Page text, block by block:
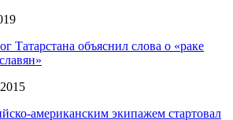
Татарстана объяснил слова о «раке
американским экипажем стартовал